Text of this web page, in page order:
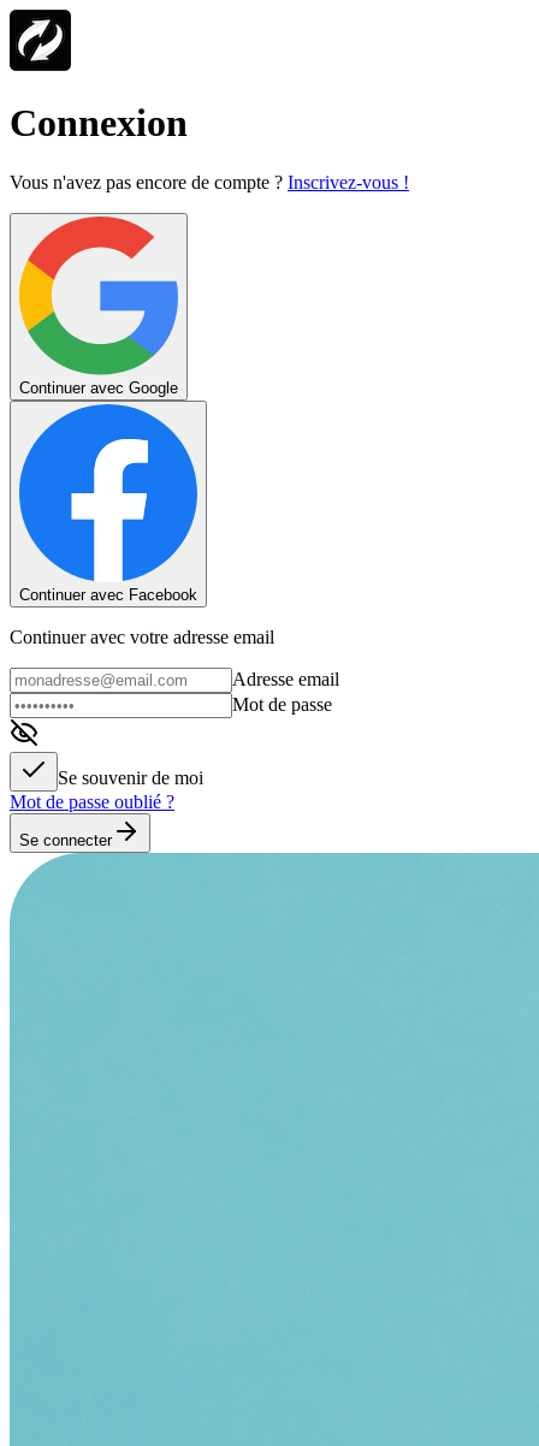
Connexion
Vous n'avez pas encore de compte ? Inscrivez-vous !
Continuer avec Google
Continuer avec Facebook
Continuer avec votre adresse email
Adresse email
Mot de passe
Se souvenir de moi
Mot de passe oublié ?
Se connecter